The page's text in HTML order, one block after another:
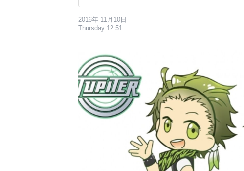
2016年 11月10日
Thursday 12:51